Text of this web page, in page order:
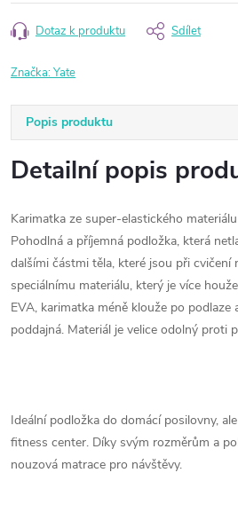
Dotaz k produktu Sdílet
Značka:Yate
Popis produktu
Detailní popis
Karimatka ze super-elastického
Pohodlná a příjemná podložka, která
dalšími částmi těla, které jsou při cvičení
speciálnímu materiálu, který je více
EVA, karimatka méně klouže po podlaze
poddajná. Materiál je velice odolný proti
Ideální podložka do domácí posilovny,
fitness center. Díky svým rozměrům a
nouzová matrace pro návštěvy.